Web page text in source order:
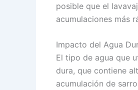
posible que el
acumulaciones más
Impacto del Agua
El tipo de agua que
dura, que contiene
acumulación de